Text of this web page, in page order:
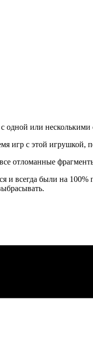
одной или
игр с этой игрушкой,
отломанные
и всегда были на